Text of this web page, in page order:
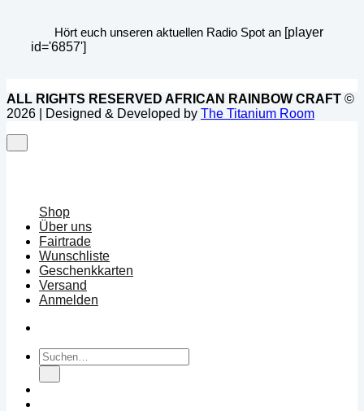
Hört euch unseren aktuellen Radio Spot an [player
id='6857']
ALL RIGHTS RESERVED AFRICAN RAINBOW CRAFT ©
2026 | Designed & Developed by The Titanium Room
Shop
Über uns
Fairtrade
Wunschliste
Geschenkkarten
Versand
Anmelden
Suchen
nach: